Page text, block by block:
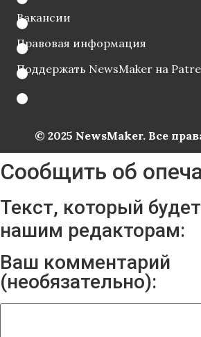
Вакансии
Правовая информация
Поддержать NewsMaker на
© 2025 NewsMaker. Все
Сообщить об
Текст, который
нашим редакторам:
Ваш комментарий
(необязательно):